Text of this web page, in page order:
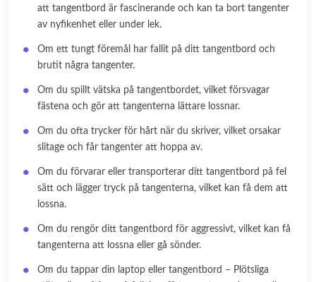
att tangentbord är fascinerande och kan ta bort tangenter
av nyfikenhet eller under lek.
Om ett tungt föremål har fallit på ditt tangentbord och
brutit några tangenter.
Om du spillt vätska på tangentbordet, vilket försvagar
fästena och gör att tangenterna lättare lossnar.
Om du ofta trycker för hårt när du skriver, vilket orsakar
slitage och får tangenter att hoppa av.
Om du förvarar eller transporterar ditt tangentbord på fel
sätt och lägger tryck på tangenterna, vilket kan få dem att
lossna.
Om du rengör ditt tangentbord för aggressivt, vilket kan få
tangenterna att lossna eller gå sönder.
Om du tappar din laptop eller tangentbord – Plötsliga